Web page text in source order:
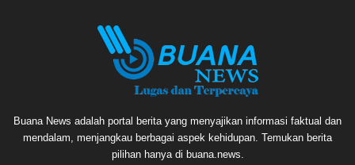
Buana News adalah portal berita yang menyajikan informasi faktual dan
mendalam, menjangkau berbagai aspek kehidupan. Temukan berita
pilihan hanya di buana.news.